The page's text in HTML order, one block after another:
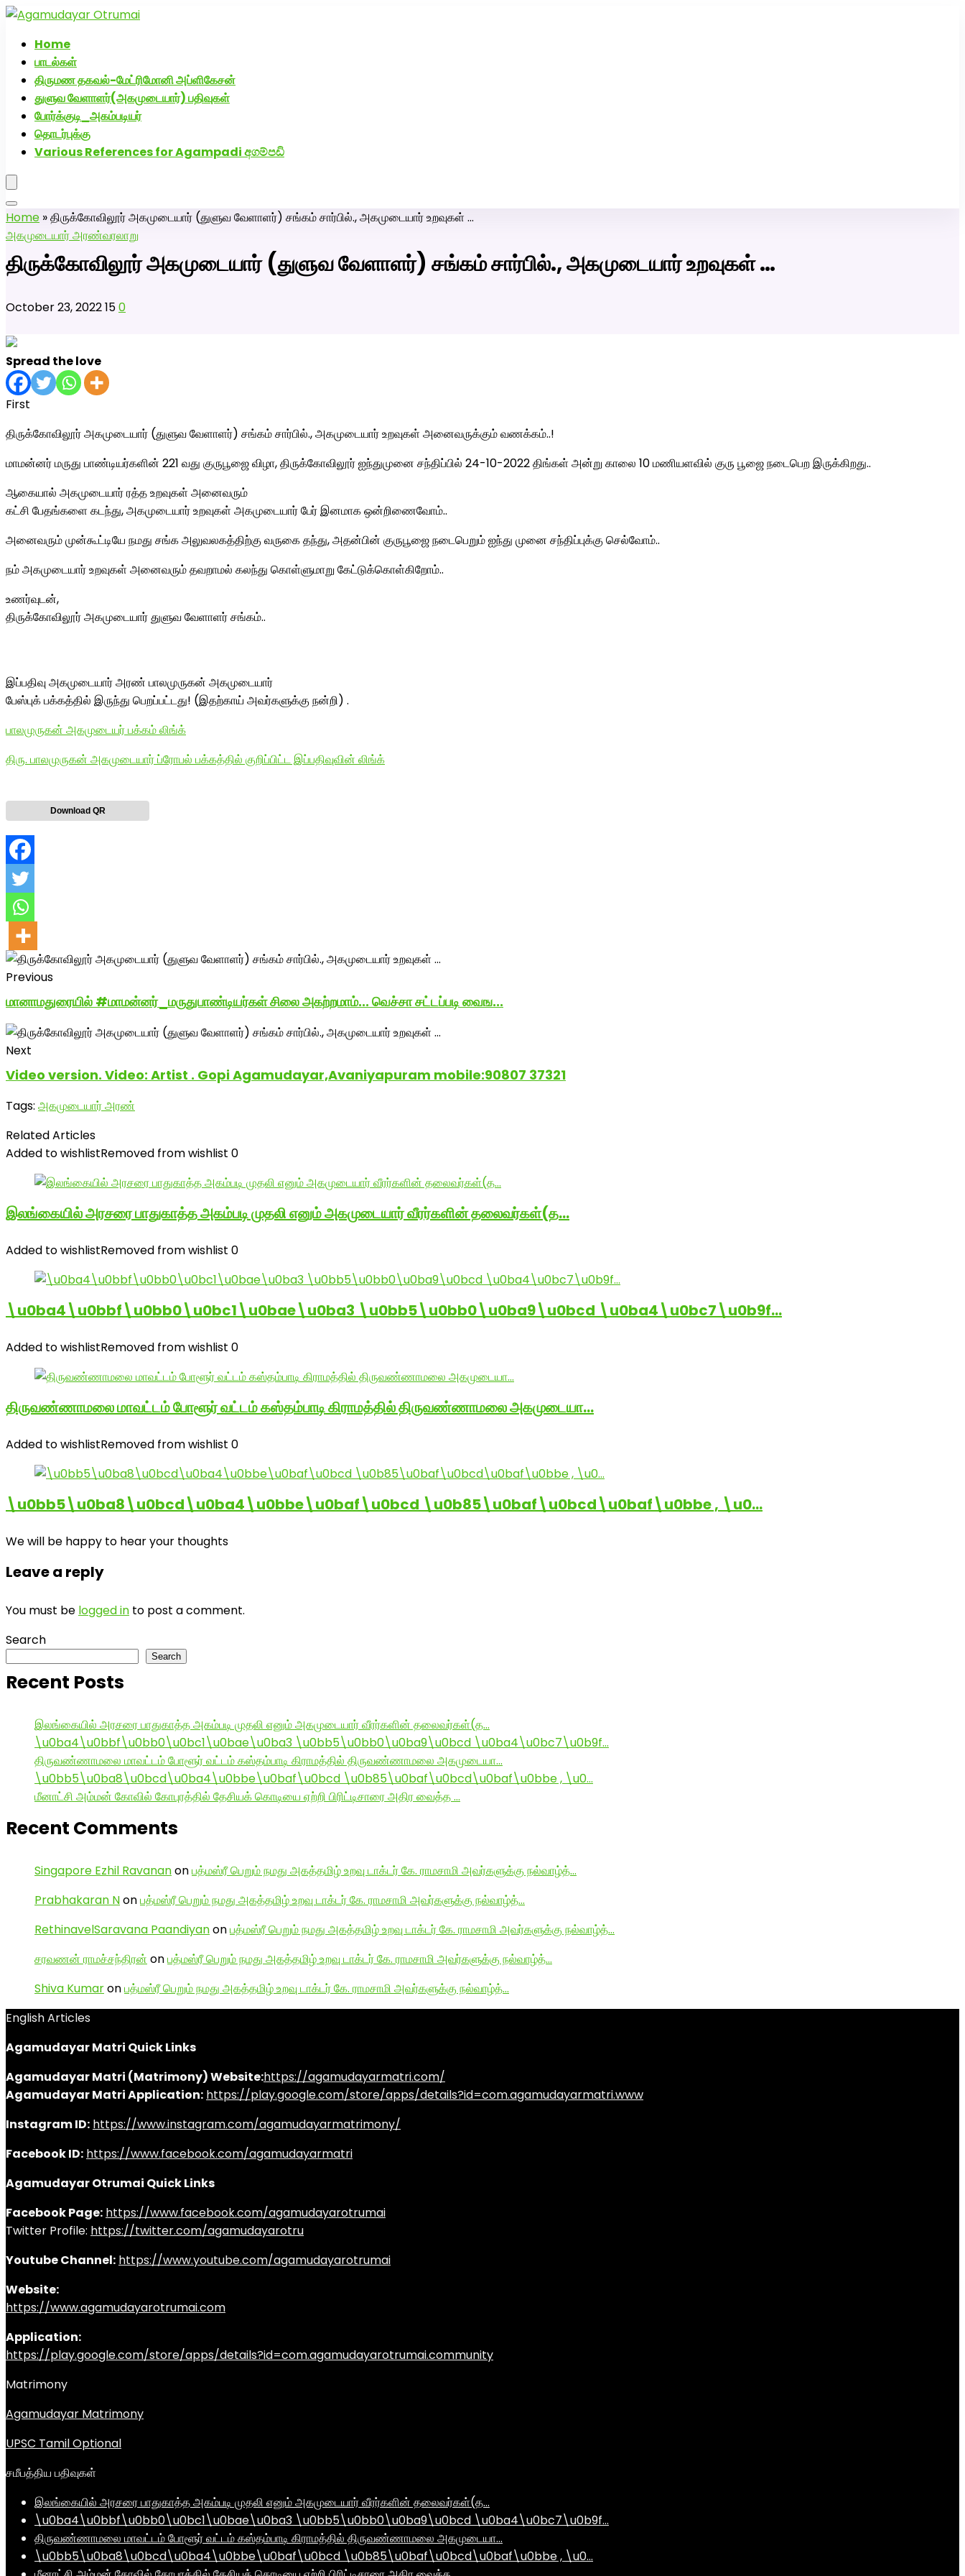
Home
பாடல்கள்
திருமண தகவல்-மேட்ரிமோனி அப்ளிகேசன்
துளுவ வேளாளர்(அகமுடையார்) பதிவுகள்
போர்க்குடி_அகம்படியர்
தொடர்புக்கு
Various References for Agampadi අගම්පඩි
Home »திருக்கோவிலூர் அகமுடையார் (துளுவ வேளாளர்) சங்கம் சார்பில்., அகமுடையார் உறவுகள் …
அகமுடையார் அரண்வரலாறு
திருக்கோவிலூர் அகமுடையார் (துளுவ வேளாளர்) சங்கம் சார்பில்., அகமுடையார் உறவுகள் …
October 23, 2022150
Spread the love
First
திருக்கோவிலூர் அகமுடையார் (துளுவ வேளாளர்) சங்கம் சார்பில்., அகமுடையார் உறவுகள் அனைவருக்கும் வணக்கம்..!
மாமன்னர் மருது பாண்டியர்களின் 221 வது குருபூஜை விழா, திருக்கோவிலூர் ஐந்துமுனை சந்திப்பில் 24-10-2022திங்கள் அன்று காலை 10 மணியளவில் குரு பூஜை நடைபெற இருக்கிறது..
ஆகையால் அகமுடையார் ரத்த உறவுகள் அனைவரும்
கட்சி பேதங்களை கடந்து, அகமுடையார் உறவுகள் அகமுடையார் பேர் இனமாக ஒன்றிணைவோம்..
அனைவரும் முன்கூட்டியே நமது சங்க அலுவலகத்திற்கு வருகை தந்து, அதன்பின் குருபூஜை நடைபெறும் ஐந்து முனை சந்திப்புக்கு செல்வோம்..
நம் அகமுடையார் உறவுகள் அனைவரும் தவறாமல் கலந்து கொள்ளுமாறு கேட்டுக்கொள்கிறோம்..
உணர்வுடன்,
திருக்கோவிலூர் அகமுடையார் துளுவ வேளாளர் சங்கம்..
இப்பதிவு அகமுடையார் அரண் பாலமுருகன் அகமுடையார்
பேஸ்புக் பக்கத்தில் இருந்து பெறப்பட்டது! (இதற்காய் அவர்களுக்கு நன்றி) .
பாலமுருகன் அகமுடையர் பக்கம் லிங்க்
திரு. பாலமுருகன் அகமுடையார் ப்ரோபல் பக்கத்தில் குறிப்பிட்ட இப்பதிவுவின் லிங்க்
Download QR
Previous
மானாமதுரையில் #மாமன்னர்_மருதுபாண்டியர்கள் சிலை அகற்றமாம்... வெச்சா சட்டப்படி வைங...
Next
Video version. Video: Artist . Gopi Agamudayar,Avaniyapuram mobile:90807 37321
Tags: அகமுடையார் அரண்
Related Articles
Added to wishlistRemoved from wishlist 0
இலங்கையில் அரசரை பாதுகாத்த அகம்படி முதலி எனும் அகமுடையார் வீரர்களின் தலைவர்கள்(த…
Added to wishlistRemoved from wishlist 0
\u0ba4\u0bbf\u0bb0\u0bc1\u0bae\u0ba3 \u0bb5\u0bb0\u0ba9\u0bcd \u0ba4\u0bc7\u0b9f…
Added to wishlistRemoved from wishlist 0
திருவண்ணாமலை மாவட்டம் போளூர் வட்டம் கஸ்தம்பாடி கிராமத்தில் திருவண்ணாமலை அகமுடையா…
Added to wishlistRemoved from wishlist 0
\u0bb5\u0ba8\u0bcd\u0ba4\u0bbe\u0baf\u0bcd \u0b85\u0baf\u0bcd\u0baf\u0bbe , \u0…
We will be happy to hear your thoughts
Leave a reply
You must be logged in to post a comment.
Search
Search
Recent Posts
இலங்கையில் அரசரை பாதுகாத்த அகம்படி முதலி எனும் அகமுடையார் வீரர்களின் தலைவர்கள்(த…
\u0ba4\u0bbf\u0bb0\u0bc1\u0bae\u0ba3 \u0bb5\u0bb0\u0ba9\u0bcd \u0ba4\u0bc7\u0b9f…
திருவண்ணாமலை மாவட்டம் போளூர் வட்டம் கஸ்தம்பாடி கிராமத்தில் திருவண்ணாமலை அகமுடையா…
\u0bb5\u0ba8\u0bcd\u0ba4\u0bbe\u0baf\u0bcd \u0b85\u0baf\u0bcd\u0baf\u0bbe , \u0…
மீனாட்சி அம்மன் கோவில் கோபுரத்தில் தேசியக் கொடியை ஏற்றி பிரிட்டிசாரை அதிர வைத்த …
Recent Comments
Singapore Ezhil Ravananonபத்மஸ்ரீ பெறும் நமது அகத்தமிழ் உறவு டாக்டர் கே. ராமசாமி அவர்களுக்கு நல்வாழ்த்…
Prabhakaran Nonபத்மஸ்ரீ பெறும் நமது அகத்தமிழ் உறவு டாக்டர் கே. ராமசாமி அவர்களுக்கு நல்வாழ்த்…
RethinavelSaravana Paandiyanonபத்மஸ்ரீ பெறும் நமது அகத்தமிழ் உறவு டாக்டர் கே. ராமசாமி அவர்களுக்கு நல்வாழ்த்…
சரவணன் ராமச்சந்திரன் onபத்மஸ்ரீ பெறும் நமது அகத்தமிழ் உறவு டாக்டர் கே. ராமசாமி அவர்களுக்கு நல்வாழ்த்…
Shiva Kumaronபத்மஸ்ரீ பெறும் நமது அகத்தமிழ் உறவு டாக்டர் கே. ராமசாமி அவர்களுக்கு நல்வாழ்த்…
English Articles
Agamudayar Matri Quick Links
Agamudayar Matri (Matrimony) Website:https://agamudayarmatri.com/
Agamudayar Matri Application: https://play.google.com/store/apps/details?id=com.agamudayarmatri.www
Instagram ID: https://www.instagram.com/agamudayarmatrimony/
Facebook ID: https://www.facebook.com/agamudayarmatri
Agamudayar Otrumai Quick Links
Facebook Page: https://www.facebook.com/agamudayarotrumai
Twitter Profile: https://twitter.com/agamudayarotru
Youtube Channel: https://www.youtube.com/agamudayarotrumai
Website:
https://www.agamudayarotrumai.com
Application:
https://play.google.com/store/apps/details?id=com.agamudayarotrumai.community
Matrimony
Agamudayar Matrimony
UPSC Tamil Optional
சமீபத்திய பதிவுகள்
இலங்கையில் அரசரை பாதுகாத்த அகம்படி முதலி எனும் அகமுடையார் வீரர்களின் தலைவர்கள்(த…
\u0ba4\u0bbf\u0bb0\u0bc1\u0bae\u0ba3 \u0bb5\u0bb0\u0ba9\u0bcd \u0ba4\u0bc7\u0b9f…
திருவண்ணாமலை மாவட்டம் போளூர் வட்டம் கஸ்தம்பாடி கிராமத்தில் திருவண்ணாமலை அகமுடையா…
\u0bb5\u0ba8\u0bcd\u0ba4\u0bbe\u0baf\u0bcd \u0b85\u0baf\u0bcd\u0baf\u0bbe , \u0…
அகமுடையார் திருமண வரன்களுக்கு அகமுடையார்மேட்ரி-பெண் வீட்டாருக்கு 100% இலவச திருமண சேவை! வாட்ஸப் எண்: